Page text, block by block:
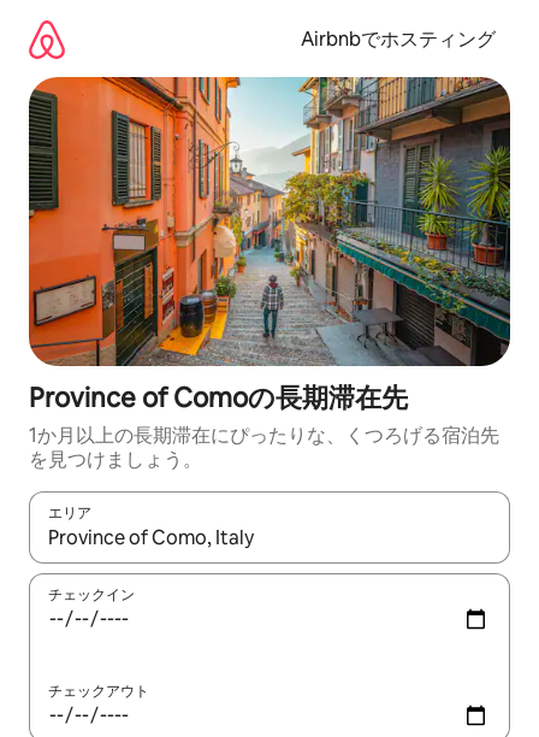
Airbnbでホスティング
Province of Comoの長期滞在先
1か月以上の長期滞在にぴったりな、くつろげる宿泊先
を見つけましょう。
エリア
検索結果が表示されたら、上下の矢印キーを使って移動するか
チェックイン
チェックアウト